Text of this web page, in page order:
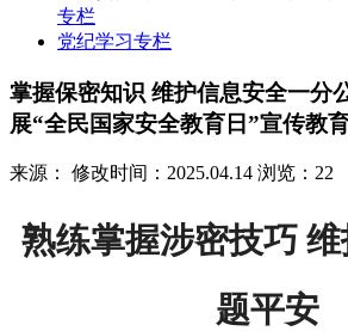
专栏
党纪学习专栏
掌握保密知识 维护信息安全一分
展“全民国家安全教育日”宣传教
来源： 修改时间：2025.04.14 浏览：22
熟练掌握涉密技巧
题平安